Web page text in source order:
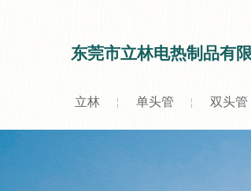
东莞市立林电热制品有
立林 单头管 双头管